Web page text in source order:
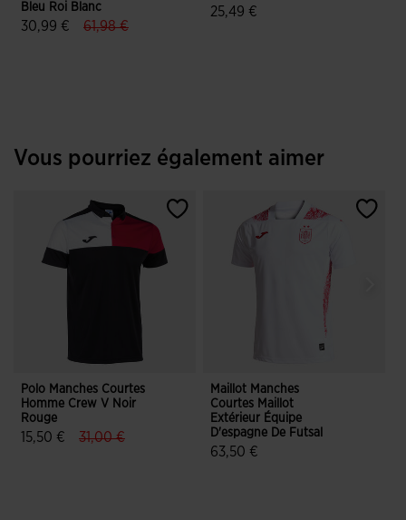
Bleu Roi Blanc
30,99 € label.price.reduced.from
61,98 €label.price.to
25,49 €
Vous pourriez également aimer
Polo Manches Courtes
Homme Crew V Noir
Rouge
15,50 € label.price.reduced.from
31,00 €label.price.to
Maillot Manches
Courtes Maillot
Extérieur Équipe
D'espagne De Futsal
63,50 €